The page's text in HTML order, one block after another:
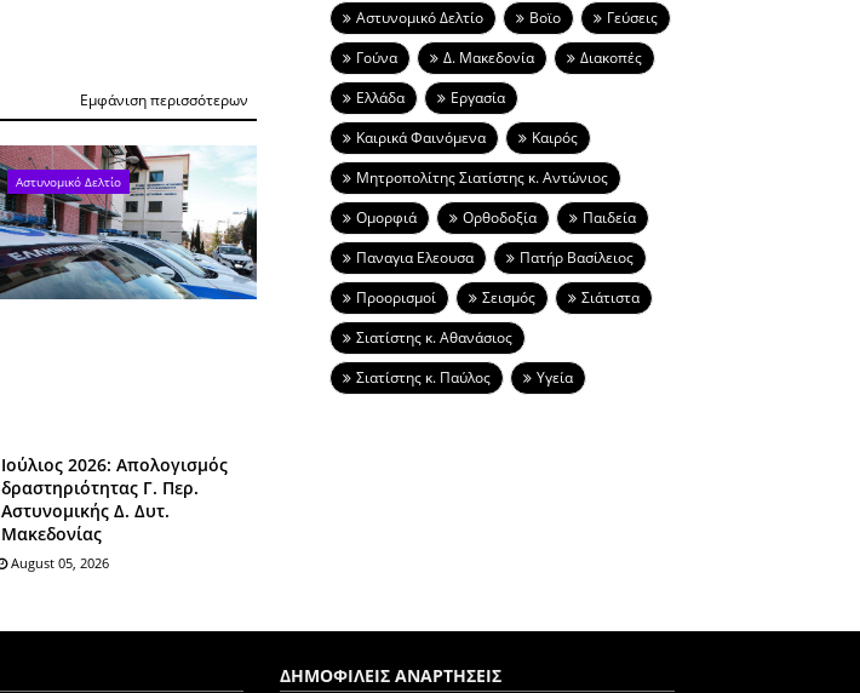
Εμφάνιση περισσότερων
Αστυνομικό Δελτίο
Ιούλιος 2026: Απολογισμός
δραστηριότητας Γ. Περ.
Αστυνομικής Δ. Δυτ.
Μακεδονίας
August 05, 2026
Αστυνομικό Δελτίο
Βοϊο
Γεύσεις
Γούνα
Δ. Μακεδονία
Διακοπές
Ελλάδα
Εργασία
Καιρικά Φαινόμενα
Καιρός
Μητροπολίτης Σιατίστης κ. Αντώνιος
Ομορφιά
Ορθοδοξία
Παιδεία
Παναγια Ελεουσα
Πατήρ Βασίλειος
Προορισμοί
Σεισμός
Σιάτιστα
Σιατίστης κ. Αθανάσιος
Σιατίστης κ. Παύλος
Υγεία
ΔΗΜΟΦΙΛΕΙΣ ΑΝΑΡΤΗΣΕΙΣ